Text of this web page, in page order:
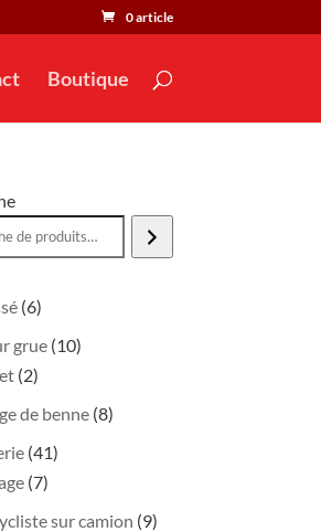
0 article
Boutique
66
produits
grue 1010
22
produits
de benne 88
4141
77
sur camion 99